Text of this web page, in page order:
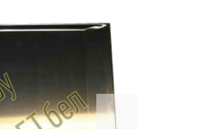
Next